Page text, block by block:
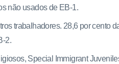
não usados de EB-1.
trabalhadores. 28,6 por cento
2.
Special Immigrant